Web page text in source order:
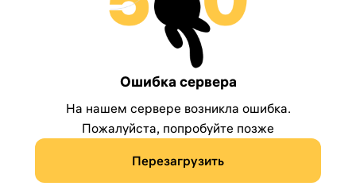
Ошибка сервера
На нашем сервере возникла ошибка.
Пожалуйста, попробуйте позже
Перезагрузить